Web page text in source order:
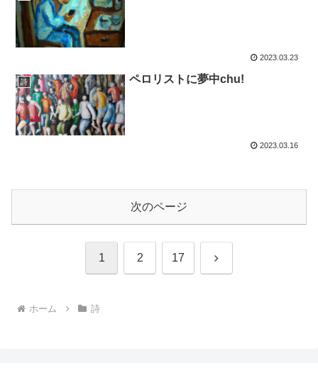
2023.03.23
詩 ペロリストに夢中chu!
2023.03.16
次のページ
1 2 17 次
ホーム 詩